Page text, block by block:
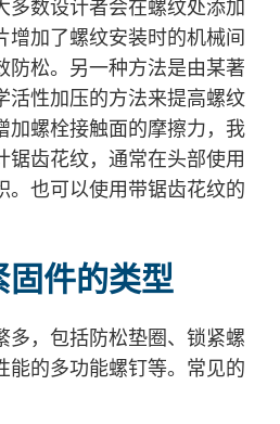
多数设计者会在螺纹处添加
增加了螺纹安装时的机械间
防松。另一种方法是由某著
活性加压的方法来提高螺纹
加螺栓接触面的摩擦力，我
锯齿花纹，通常在头部使用
。也可以使用带锯齿花纹的
固件的类型
多，包括防松垫圈、锁紧螺
能的多功能螺钉等。常见的